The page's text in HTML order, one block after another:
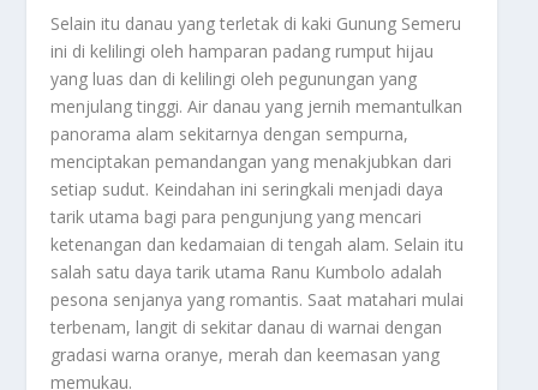
Selain itu danau yang terletak di kaki Gunung Semeru
ini di kelilingi oleh hamparan padang rumput hijau
yang luas dan di kelilingi oleh pegunungan yang
menjulang tinggi. Air danau yang jernih memantulkan
panorama alam sekitarnya dengan sempurna,
menciptakan pemandangan yang menakjubkan dari
setiap sudut. Keindahan ini seringkali menjadi daya
tarik utama bagi para pengunjung yang mencari
ketenangan dan kedamaian di tengah alam. Selain itu
salah satu daya tarik utama Ranu Kumbolo adalah
pesona senjanya yang romantis. Saat matahari mulai
terbenam, langit di sekitar danau di warnai dengan
gradasi warna oranye, merah dan keemasan yang
memukau.